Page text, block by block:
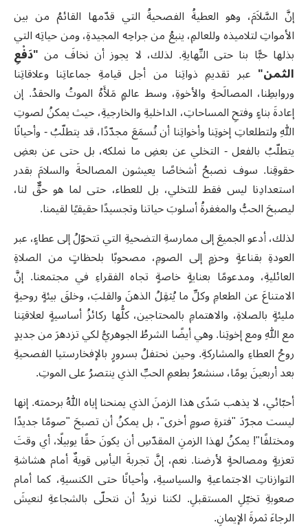
إنَّ السَّلاَمَ، وهو العطيةُ الفصحيةُ التي قدّمها القائمُ من بين
الأمواتِ لتلاميذه وللعالمِ، ينبعُ من جراحِه المجيدةِ، ومن حياتِه التي
بذلها حبًّا بنا حتى النِّهايةِ. لذلك، لا يجوز أن نخافَ من "دَفْعِ
الثمن" عبر تقديمِ ذواتِنا من أجل قيامةِ جماعاتِنا وعلاقاتِنا
وروابطِنا، المصالَحةِ والأخوةِ، وسط عالمٍ مَلأَهُ الموتُ والحقدُ. إن
إعادةَ بناءٍ وفتحِ المساحاتِ، الداخليةِ والخارجيةِ، حيث يمكنُ لصوتِ
اللهِ ولتطلعاتِ إخوتِنا وأخواتِنا أن تُسمَعَ مجدّدًا، قد يتطلّبُ - وأحيانًا
يتطلّبُ بالفعل - التخلي عن بعضِ ما نملكه، بل حتى عن بعضِ
حقوقِنا. سوف نصبحُ أشخاصًا يعيشون المصالحةَ والسلامَ بقدر
استعدادِنا ليس فقط للتخلي، بل للعطاء، حتى لما هو حقٌّ لنا،
ليصبحَ الحبُّ والمغفرةُ أسلوبَ حياتنا وتجسيدًا حقيقيًا لقيمنا.
لذلك، أدعو الجميعَ إلى ممارسةِ التضحيةِ التي تتحوّلُ إلى عطاءٍ، عبر
العودةِ بقناعةٍ وحزمٍ إلى الصومِ، مصحوبًا بلحظاتٍ من الصلاةِ
العائليةِ، ومدعومًا بعنايةٍ خاصةٍ تجاه الفقراءِ في مجتمعنا. إنَّ
الامتناعَ عن الطعامِ وكلِّ ما يُثقِلُ الذهنَ والقلبَ، وخلقَ بيئةٍ روحيةٍ
مليئةٍ بالصلاةِ، والاهتمامِ بالمحتاجين، كلُّها ركائزُ أساسيةٍ لعلاقتِنا
مع اللهِ ومع إخوتِنا. وهي أيضًا الشرطُ الجوهريُّ لكي تزدهرَ من جديدٍ
روحُ العطاءِ والمشاركةِ. وحين نحتفلُ بسرورٍ بالإفخارستيا الفصحيةِ
بعد أربعينَ يومًا، سنشعرُ بطعمِ الحبِّ الذي ينتصرُ على الموتِ.
أحبّائي، لا يذهب سَدًى هذا الزمنَ الذي يمنحنا إياه اللهُ برحمته. إنها
ليست مجرّدَ "فترةِ صومٍ أخرى"، بل يمكنُ أن تصبحَ "صومًا جديدًا
ومختلفًا"! يمكنُ لهذا الزمنِ المقدّسِ أن يكونَ حقًا يوبيلًا، أي وقتَ
تعزيةٍ ومصالحةٍ لأرضنا. نعم، إنَّ تجربةَ اليأسِ قويةٌ أمام هشاشةِ
التوازناتِ الاجتماعيةِ والسياسيةِ، وأحيانًا حتى الكنسيةِ، كما أمام
صعوبةِ تخيّلِ المستقبلِ. لكننا نريدُ أن نتحلّى بالشجاعةِ لنعيشَ
الرجاءَ ثمرةَ الإيمانِ.